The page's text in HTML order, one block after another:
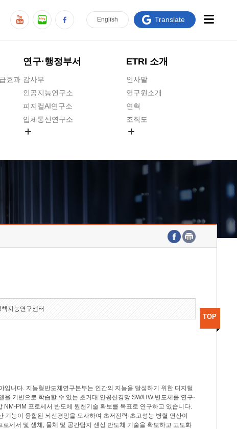
효과
연구·행정부서
감사부
인공지능연구소
피지컬AI연구소
입체통신연구소
호남권연구본부
기획본부
ETRI 소개
인사말
연구원소개
연혁
조직도
연구원 고객헌장
주요업무연락처
English Translate
책지능연구센터
니다. 지능형반도체연구본부는 인간의 지능을 달성하기 위한 디지털
기반으로 학습할 수 있는 초거대 인공신경망 SW/HW 반도체를 연구·
PIM 프로세서 반도체 원천기술 확보를 목표로 연구하고 있습니다.
능이 융합된 뇌신경망을 모사하여 초저전력·초고성능 병렬 연산이
세서 및 생체, 물체 및 공간탐지 센싱 반도체 기술을 확보하고 고도화
TOP